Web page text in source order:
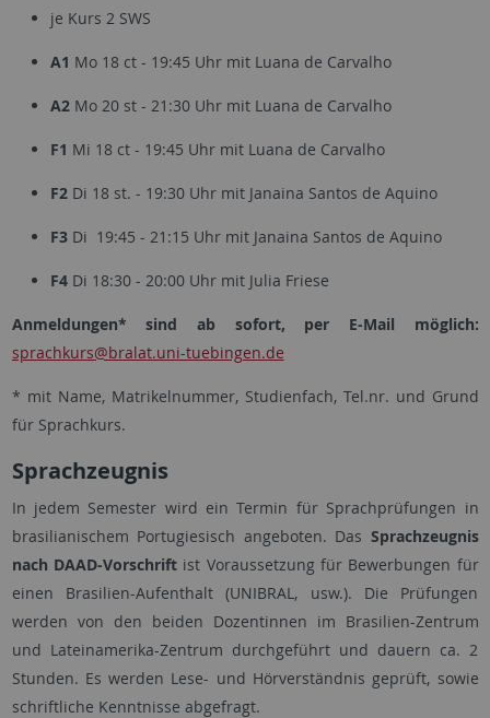
je Kurs 2 SWS
A1 Mo 18 ct - 19:45 Uhr mit Luana de Carvalho
A2Mo 20 st - 21:30 Uhr mit Luana de Carvalho
F1 Mi 18 ct - 19:45 Uhr mit Luana de Carvalho
F2Di 18 st. - 19:30 Uhr mit Janaina Santos de Aquino
F3Di 19:45 - 21:15 Uhr mit Janaina Santos de Aquino
F4Di 18:30 - 20:00 Uhr mit Julia Friese
Anmeldungen* sind ab sofort, per E-Mail möglich:
sprachkurs@bralat.uni-tuebingen.de
* mit Name, Matrikelnummer, Studienfach, Tel.nr. und Grund
für Sprachkurs.
Sprachzeugnis
In jedem Semester wird ein Termin für Sprachprüfungen in
brasilianischem Portugiesisch angeboten. Das Sprachzeugnis
nach DAAD-Vorschriftist Voraussetzung für Bewerbungen für
einen Brasilien-Aufenthalt (UNIBRAL, usw.). Die Prüfungen
werden von den beiden Dozentinnen im Brasilien-Zentrum
und Lateinamerika-Zentrum durchgeführt und dauern ca. 2
Stunden. Es werden Lese- und Hörverständnis geprüft, sowie
schriftliche Kenntnisse abgefragt.